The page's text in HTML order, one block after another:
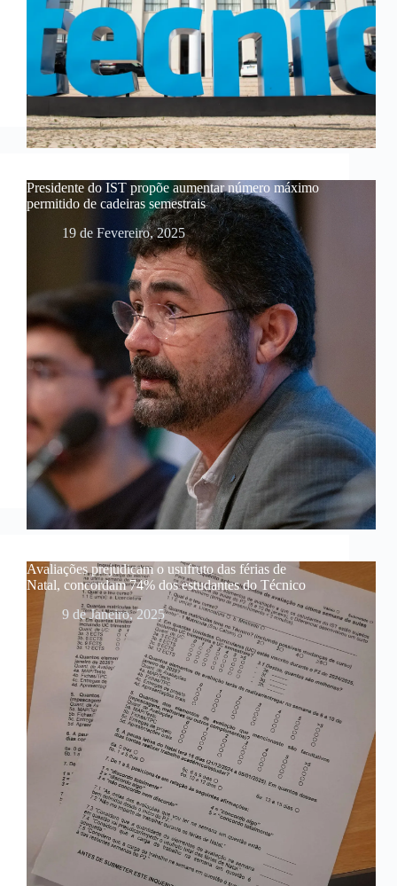
Presidente do IST propõe aumentar número máximo
permitido de cadeiras semestrais
19 de Fevereiro, 2025
Avaliações prejudicam o usufruto das férias de
Natal, concordam 74% dos estudantes do Técnico
9 de Janeiro, 2025